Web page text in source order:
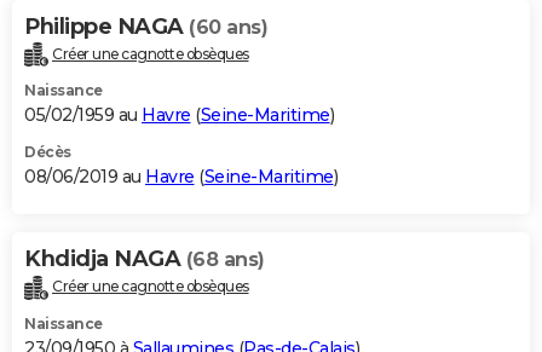
Philippe NAGA (60 ans)
Créer une cagnotte obsèques
Naissance
05/02/1959 au Havre (Seine-Maritime)
Décès
08/06/2019 au Havre (Seine-Maritime)
Khdidja NAGA (68 ans)
Créer une cagnotte obsèques
Naissance